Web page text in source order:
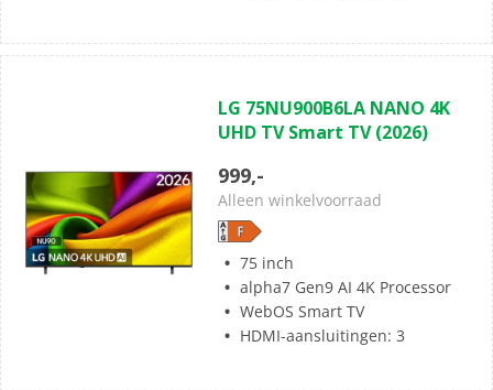
van
de
sterren.
LG 75NU900B6LA NANO 4K
UHD TV Smart TV (2026)
999,-
Alleen winkelvoorraad
75 inch
alpha7 Gen9 AI 4K Processor
WebOS Smart TV
HDMI-aansluitingen: 3